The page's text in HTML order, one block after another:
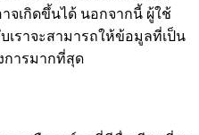
จเกิดขึ้นได้ นอกจากนี้ ผู้ใช้
เราจะสามารถให้ข้อมูลที่เป็น
การมากที่สุด